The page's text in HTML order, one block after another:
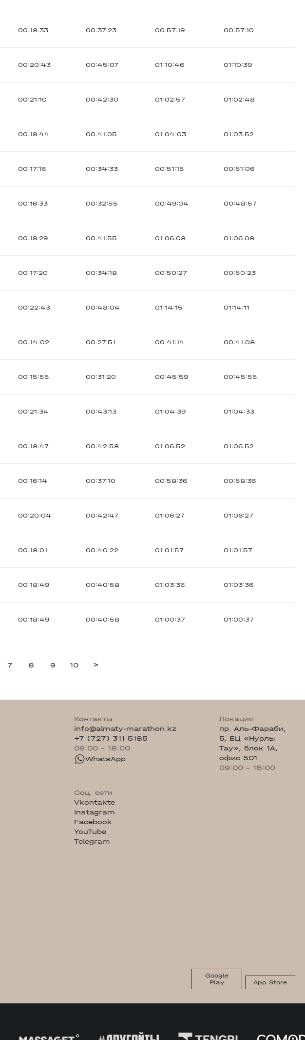
00:18:33 00:37:23 00:57:19 00:57:10
00:20:43 00:45:07 01:10:46 01:10:39
00:21:10 00:42:30 01:02:57 01:02:48
00:19:44 00:41:05 01:04:03 01:03:52
00:17:16 00:34:33 00:51:15 00:51:06
00:16:33 00:32:55 00:49:04 00:48:57
00:19:29 00:41:55 01:06:08 01:06:08
00:17:20 00:34:18 00:50:27 00:50:23
00:22:43 00:48:04 01:14:15 01:14:11
00:14:02 00:27:51 00:41:14 00:41:08
00:15:55 00:31:20 00:45:59 00:45:55
00:21:34 00:43:13 01:04:39 01:04:33
00:18:47 00:42:58 01:06:52 01:06:52
00:16:14 00:37:10 00:58:36 00:58:36
00:20:04 00:42:47 01:06:27 01:06:27
00:18:01 00:40:22 01:01:57 01:01:57
00:18:49 00:40:58 01:03:36 01:03:36
00:18:49 00:40:58 01:00:37 01:00:37
7 8 9 10 >
Контакты
info@almaty-marathon.kz
+7 (727) 311 5185
09:00 - 18:00
WhatsApp
Локация
пр. Аль-Фараби,
5, БЦ «Нурлы
Тау», блок 1А,
офис 501
09:00 - 18:00
Соц. сети
Vkontakte
Instagram
Facebook
YouTube
Telegram
Google
Play
App Store